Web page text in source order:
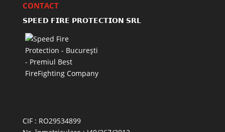
CONTACT
𝗦𝗣𝗘𝗘𝗗 𝗙𝗜𝗥𝗘 𝗣𝗥𝗢𝗧𝗘𝗖𝗧𝗜𝗢𝗡 𝗦𝗥𝗟
CIF : RO29534899